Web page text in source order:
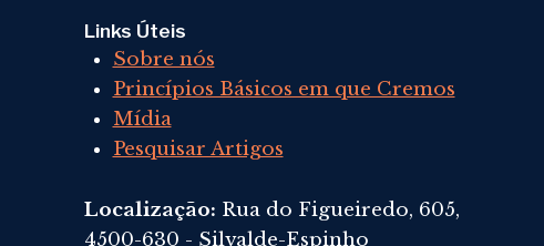
Links Úteis
Sobre nós
Princípios Básicos em que Cremos
Mídia
Pesquisar Artigos
Localização: Rua do Figueiredo, 605,
4500-630 - Silvalde-Espinho